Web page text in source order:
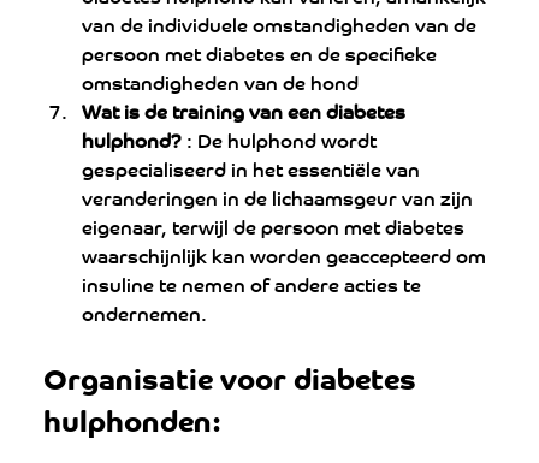
van de individuele omstandigheden van de
persoon met diabetes en de specifieke
omstandigheden van de hond
Wat is de training van een diabetes
hulphond? : De hulphond wordt
gespecialiseerd in het essentiële van
veranderingen in de lichaamsgeur van zijn
eigenaar, terwijl de persoon met diabetes
waarschijnlijk kan worden geaccepteerd om
insuline te nemen of andere acties te
ondernemen.
Organisatie voor diabetes
hulphonden: